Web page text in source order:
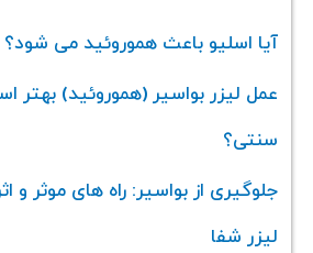
آیا اسلیو باعث هموروئید می‌ شود؟
عمل لیزر بواسیر (هموروئید) بهتر
سنتی؟
جلوگیری از بواسیر: راه های موثر
لیزر شفا